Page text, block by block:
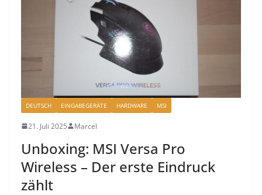
DEUTSCH EINGABEGERÄTE HARDWARE MSI
21. Juli 2025 Marcel
Unboxing: MSI Versa Pro
Wireless – Der erste Eindruck
zählt